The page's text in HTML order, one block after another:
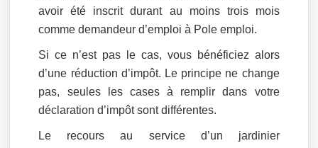
avoir été inscrit durant au moins trois mois
comme demandeur d’emploi à Pole emploi.
Si ce n’est pas le cas, vous bénéficiez alors
d’une réduction d’impôt. Le principe ne change
pas, seules les cases à remplir dans votre
déclaration d’impôt sont différentes.
Le recours au service d’un jardinier